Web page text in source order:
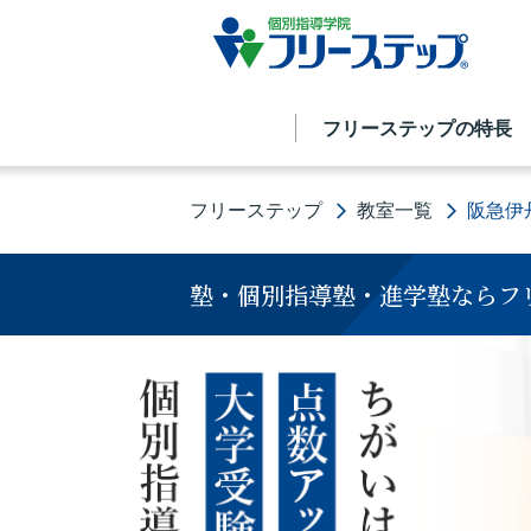
フリーステップの特長
フリーステップ 教室一覧 阪急伊
塾・個別指導塾・進学塾ならフ